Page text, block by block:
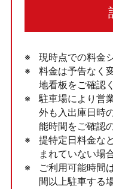
現時点での料金
料金は予告なく
地看板をご確認
駐車場により営
外も入出庫日時
能時間をご確認
提特定日料金な
まれていない場
ご利用可能時間
間以上駐車する